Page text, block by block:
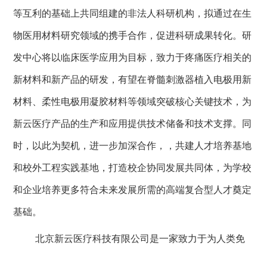
等互利的基础上共同组建的非法人科研机构，拟通过在生
物医用材料研究领域的携手合作，促进科研成果转化。研
发中心将以临床医学应用为目标，致力于疼痛医疗相关的
新材料和新产品的研发，有望在脊髓刺激器植入电极用新
材料、柔性电极用凝胶材料等领域突破核心关键技术，为
新云医疗产品的生产和应用提供技术储备和技术支撑。同
时，以此为契机，进一步加深合作，，共建人才培养基地
和校外工程实践基地，打造校企协同发展共同体，为学校
和企业培养更多符合未来发展所需的高端复合型人才奠定
基础。
北京新云医疗科技有限公司是一家致力于为人类免